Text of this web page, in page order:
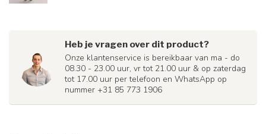
Heb je vragen over dit product?
Onze klantenservice is bereikbaar van ma - do
08.30 - 23.00 uur, vr tot 21.00 uur & op zaterdag
tot 17.00 uur per telefoon en WhatsApp op
nummer +31 85 773 1906